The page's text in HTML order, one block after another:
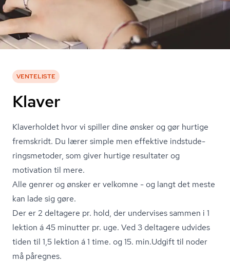
VENTELISTE
Klaver
Klaverholdet hvor vi spiller dine ønsker og gør hurtige
fremskridt. Du lærer simple men effektive indstu­de­
rings­me­to­der, som giver hurtige resultater og
motivation til mere.
Alle genrer og ønsker er velkomne - og langt det meste
kan lade sig gøre.
Der er 2 deltagere pr. hold, der undervises sammen i 1
lektion á 45 minutter pr. uge. Ved 3 deltagere udvides
tiden til 1,5 lektion á 1 time. og 15. min.Udgift til noder
må påregnes.